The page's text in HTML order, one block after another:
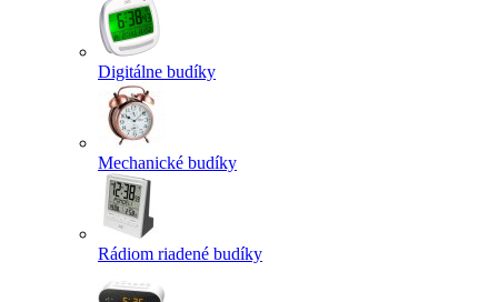
Digitálne budíky
Mechanické budíky
Rádiom riadené budíky